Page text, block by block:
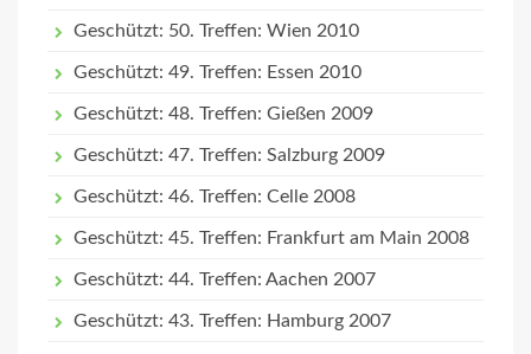
Geschützt: 50. Treffen: Wien 2010
Geschützt: 49. Treffen: Essen 2010
Geschützt: 48. Treffen: Gießen 2009
Geschützt: 47. Treffen: Salzburg 2009
Geschützt: 46. Treffen: Celle 2008
Geschützt: 45. Treffen: Frankfurt am Main 2008
Geschützt: 44. Treffen: Aachen 2007
Geschützt: 43. Treffen: Hamburg 2007